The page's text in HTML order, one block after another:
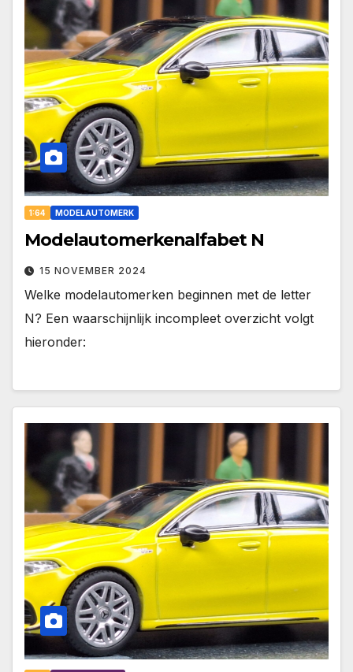
1:64 MODELAUTOMERK
Modelautomerkenalfabet N
15 NOVEMBER 2024
Welke modelautomerken beginnen met de letter
N? Een waarschijnlijk incompleet overzicht volgt
hieronder: